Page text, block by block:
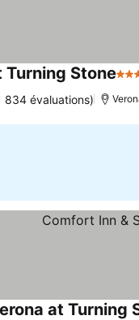
Turning Stone3
834 évaluations)
at Turning